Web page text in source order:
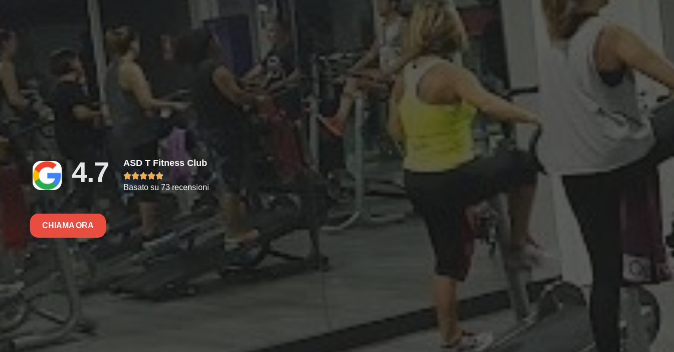
4.7 ASD T Fitness Club

Basato su 73 recensioni
CHIAMA ORA